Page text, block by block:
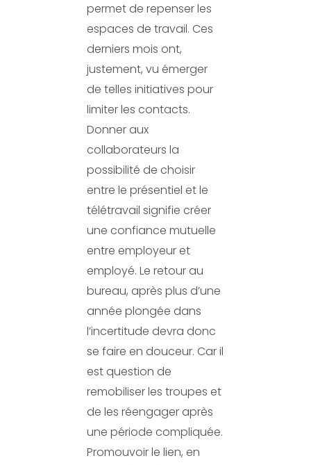
permet de repenser les
espaces de travail. Ces
derniers mois ont,
justement, vu émerger
de telles initiatives pour
limiter les contacts.
Donner aux
collaborateurs la
possibilité de choisir
entre le présentiel et le
télétravail signifie créer
une confiance mutuelle
entre employeur et
employé. Le retour au
bureau, après plus d’une
année plongée dans
l’incertitude devra donc
se faire en douceur. Car il
est question de
remobiliser les troupes et
de les réengager après
une période compliquée.
Promouvoir le lien, en